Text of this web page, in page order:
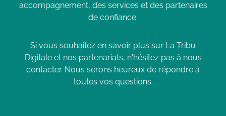
accompagnement, des services et des partenaires
de confiance.
Si vous souhaitez en savoir plus sur La Tribu
Digitale et nos partenariats, n'hésitez pas à nous
contacter. Nous serons heureux de répondre à
toutes vos questions.